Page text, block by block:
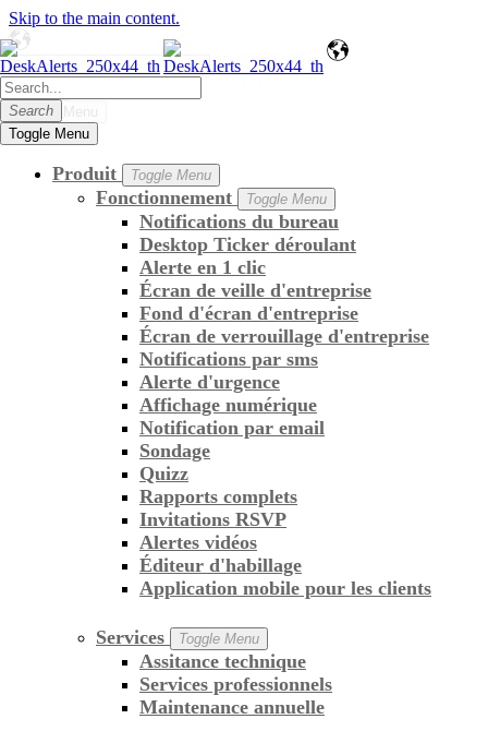
Skip to the main content.
Search
Toggle Menu
Search
Toggle Menu
GET QUOTE
Produit Toggle Menu
Fonctionnement Toggle Menu
Notifications du bureau
Desktop Ticker déroulant
Alerte en 1 clic
Écran de veille d'entreprise
Fond d'écran d'entreprise
Écran de verrouillage d'entreprise
Notifications par sms
Alerte d'urgence
Affichage numérique
Notification par email
Sondage
Quizz
Rapports complets
Invitations RSVP
Alertes vidéos
Éditeur d'habillage
Application mobile pour les clients
Services Toggle Menu
Assitance technique
Services professionnels
Maintenance annuelle